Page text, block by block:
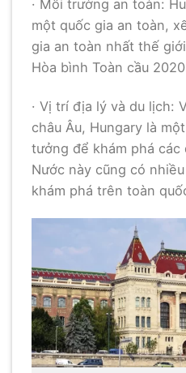
· Môi trường an toàn:
một quốc gia an toàn,
gia an toàn nhất thế
Hòa bình Toàn cầu
· Vị trí địa lý và du lịch:
châu Âu, Hungary là
tưởng để khám phá các
Nước này cũng có
khám phá trên toàn